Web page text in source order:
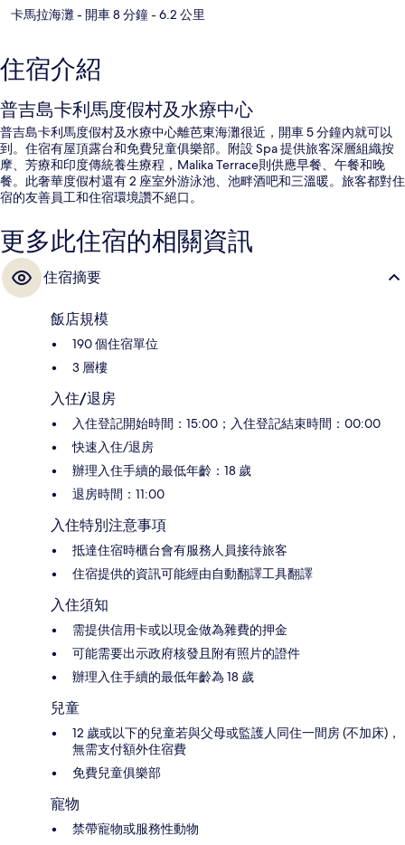
卡馬拉海灘- 開車 8 分鐘- 6.2 公里
住宿介紹
普吉島卡利馬度假村及水療中心
普吉島卡利馬度假村及水療中心離芭東海灘很近，開車 5 分鐘內就可以
到。住宿有屋頂露台和免費兒童俱樂部。附設 Spa 提供旅客深層組織按
摩、芳療和印度傳統養生療程，Malika Terrace則供應早餐、午餐和晚
餐。此奢華度假村還有 2 座室外游泳池、池畔酒吧和三溫暖。旅客都對住
宿的友善員工和住宿環境讚不絕口。
更多此住宿的相關資訊
住宿摘要
飯店規模
190 個住宿單位
3 層樓
入住/退房
入住登記開始時間：15:00；入住登記結束時間：00:00
快速入住/退房
辦理入住手續的最低年齡：18 歲
退房時間：11:00
入住特別注意事項
抵達住宿時櫃台會有服務人員接待旅客
住宿提供的資訊可能經由自動翻譯工具翻譯
入住須知
需提供信用卡或以現金做為雜費的押金
可能需要出示政府核發且附有照片的證件
辦理入住手續的最低年齡為 18 歲
兒童
12 歲或以下的兒童若與父母或監護人同住一間房 (不加床)，
無需支付額外住宿費
免費兒童俱樂部
寵物
禁帶寵物或服務性動物